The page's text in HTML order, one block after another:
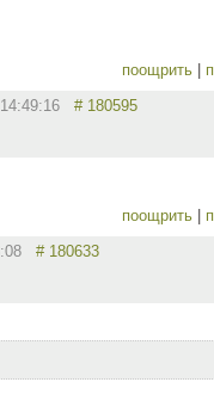
поощрить
# 180595
поощрить
# 180633